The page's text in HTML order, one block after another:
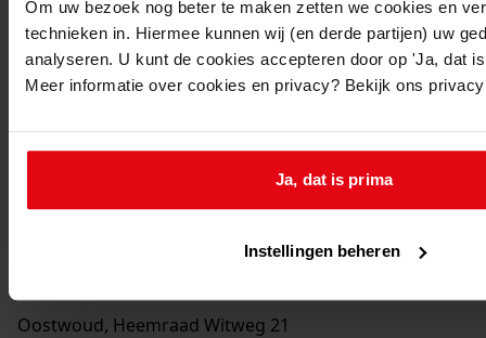
Om uw bezoek nog beter te maken zetten we cookies en
technieken in. Hiermee kunnen wij (en derde partijen) uw
analyseren. U kunt de cookies accepteren door op 'Ja, dat
Meer informatie over cookies en privacy? Bekijk ons
Ja, dat is prima
Instellingen beheren
70Bouwen van een garage, 2006
Datering:
Datum vergunning:
Oostwoud, Heemraad Witweg 21